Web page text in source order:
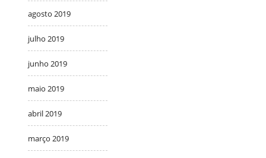
agosto 2019
julho 2019
junho 2019
maio 2019
abril 2019
março 2019